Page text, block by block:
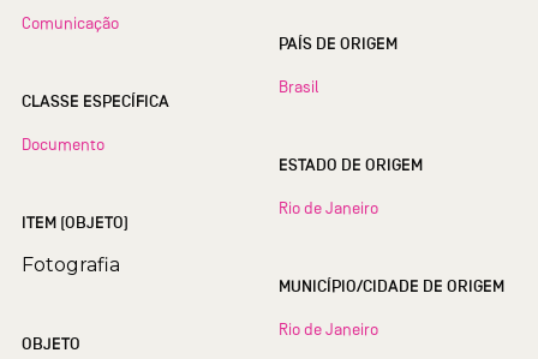
Comunicação
CLASSE ESPECÍFICA
Documento
ITEM (OBJETO)
Fotografia
OBJETO
PAÍS DE ORIGEM
Brasil
ESTADO DE ORIGEM
Rio de Janeiro
MUNICÍPIO/CIDADE DE ORIGEM
Rio de Janeiro